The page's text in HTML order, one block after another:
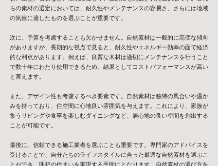
らの素材の選定においては、耐久性やメンテナンスの容易さ、さらには地域
の気候に適したものを選ぶことが重要です。
次に、予算を考慮することも欠かせません。自然素材は一般的に高価な傾向
がありますが、長期的な視点で見ると、耐久性やエネルギー効率の面で経済
的な利点があります。例えば、良質な木材は適切にメンテナンスを行うこと
で数十年にわたり使用できるため、結果としてコストパフォーマンスが高い
と言えます。
また、デザイン性も考慮するべき要素です。自然素材は独特の風合いや温か
みを持っており、住空間に心地良い雰囲気を与えます。これにより、家族が
集うリビングや食事を楽しむダイニングなど、居心地の良い空間を創出する
ことが可能です。
最後に、信頼できる施工業者を選ぶことも重要です。専門家のアドバイスを
受けることで、自分たちのライフスタイルに合った最適な自然素材を選ぶこ
とができ、理想の住まいを実現する手助けとなります。自然素材の選び方を